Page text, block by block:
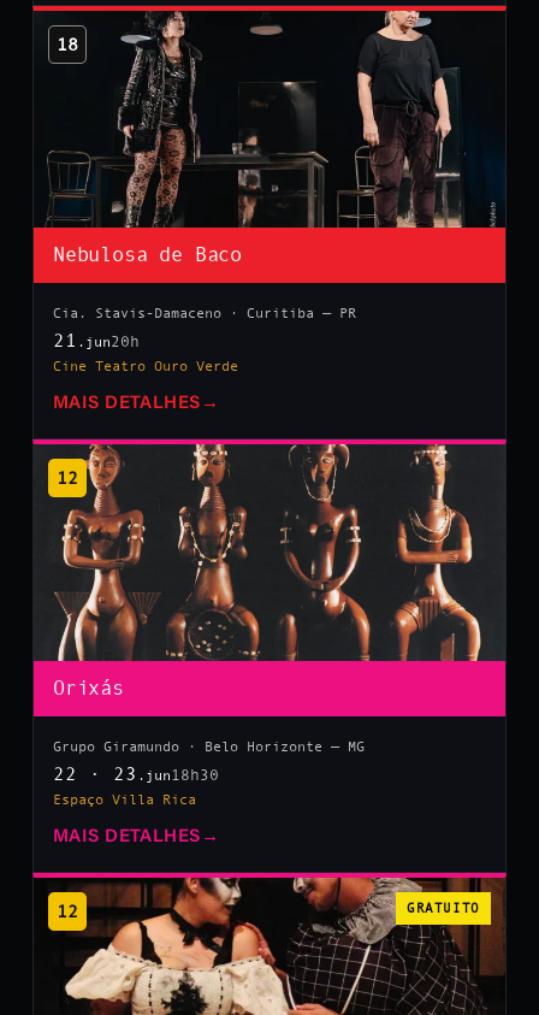
18
Nebulosa de Baco
Cia. Stavis-Damaceno · Curitiba — PR
21 .jun20h
Cine Teatro Ouro Verde
MAIS DETALHES →
12
Orixás
Grupo Giramundo · Belo Horizonte — MG
22 · 23 .jun 18h30
Espaço Villa Rica
MAIS DETALHES →
12 GRATUITO